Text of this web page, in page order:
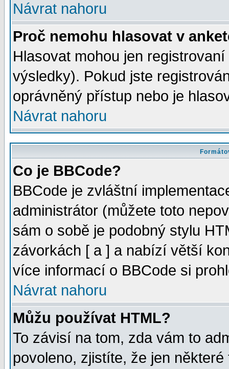
Návrat nahoru
Proč nemohu hlasovat v
Hlasovat mohou jen
výsledky). Pokud jste
oprávněný přístup nebo je
Návrat nahoru
Co je BBCode?
BBCode je zvláštní
administrátor (můžete toto
sám o sobě je podobný stylu
závorkách [ a ] a nabízí větší
více informací o BBCode si
Návrat nahoru
Můžu používat HTML?
To závisí na tom, zda vám to
povoleno, zjistíte, že jen